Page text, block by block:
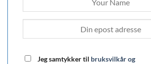
Jeg samtykker til bruksvilkår og